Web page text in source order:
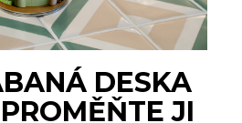
DESKA
JI